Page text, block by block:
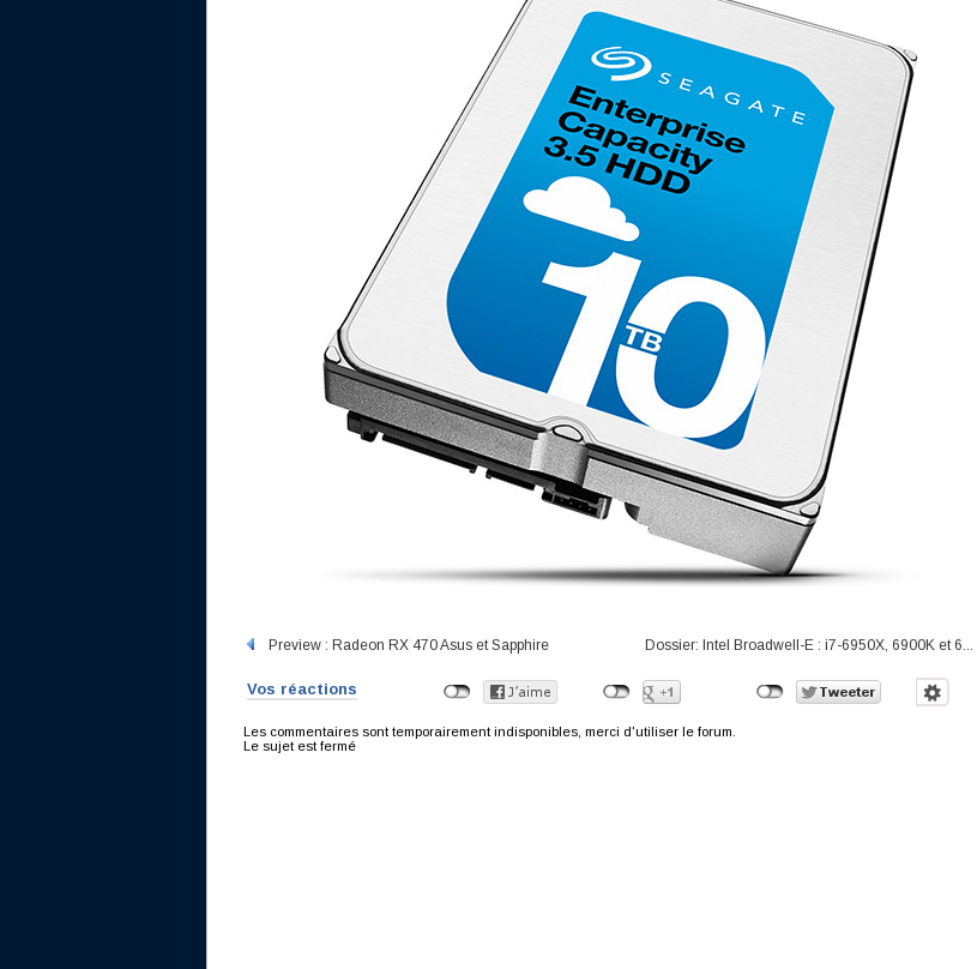
Preview : Radeon RX 470 Asus et Sapphire Dossier: Intel Broadwell-E : i7-6950X, 6900K et 6...
Vos réactions
Les commentaires sont temporairement indisponibles, merci d'utiliser le forum.
Le sujet est fermé